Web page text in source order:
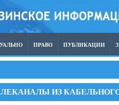
ПРАВО ПУБЛИКАЦИИ
ИЗ